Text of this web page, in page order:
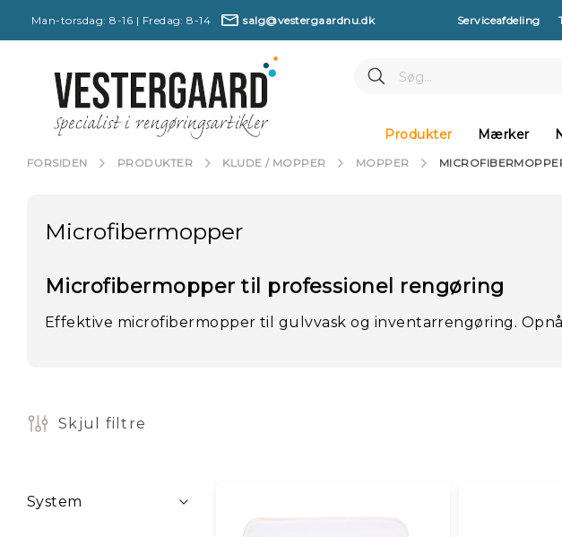
Man-torsdag: 8-16 | Fredag: 8-14 salg@vestergaardnu.dk Serviceafdeling
Search
Search
o
d
æ
k
Produkter Mærker
FORSIDEN PRODUKTER KLUDE / MOPPER MOPPER
Microfibermopper
Microfibermopper til professionel rengøring
Effektive microfibermopper til gulvvask og inventarrengøring.
System
Skjul filtre